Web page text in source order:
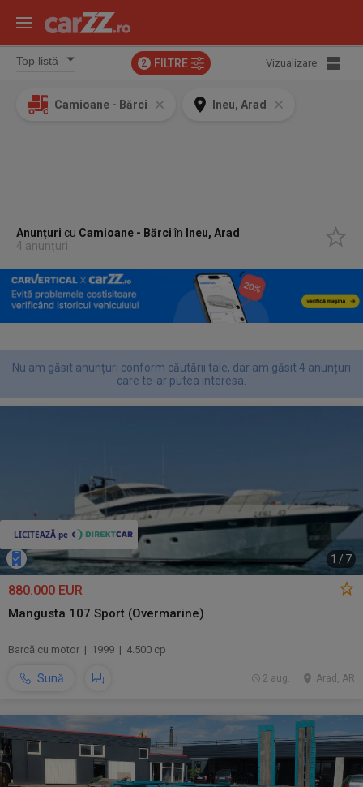
2 FILTRE Vizualizare:
Camioane - Bărci Ineu, Arad
Anunțuri cu Camioane - Bărciîn Ineu, Arad
4 anunțuri
Nu am găsit anunțuri conform căutării tale, dar am găsit 4 anunțuri
care te-ar putea interesa.
1 / 7
880.000 EUR
Mangusta 107 Sport (Overmarine)
Barcă cu motor | 1999 | 4.500 cp
Sună Arad, AR
2 aug.